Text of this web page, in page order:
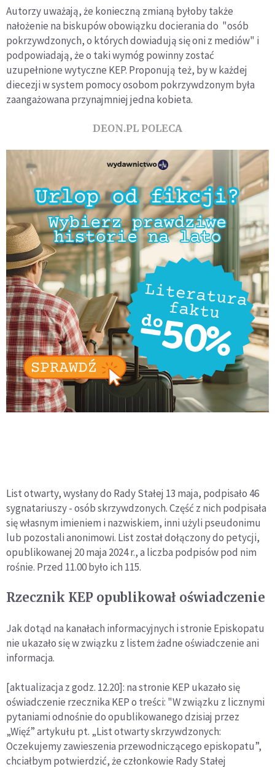
Autorzy uważają, że konieczną zmianą byłoby także
nałożenie na biskupów obowiązku docierania do "osób
pokrzywdzonych, o których dowiadują się oni z mediów" i
podpowiadają, że o taki wymóg powinny zostać
uzupełnione wytyczne KEP. Proponują też, by w każdej
diecezji w system pomocy osobom pokrzywdzonym była
zaangażowana przynajmniej jedna kobieta.
DEON.PL POLECA
List otwarty, wysłany do Rady Stałej 13 maja, podpisało 46
sygnatariuszy - osób skrzywdzonych. Część z nich podpisała
się własnym imieniem i nazwiskiem, inni użyli pseudonimu
lub pozostali anonimowi. List został dołączony do petycji,
opublikowanej 20 maja 2024 r., a liczba podpisów pod nim
rośnie. Przed 11.00 było ich 115.
Rzecznik KEP opublikował oświadczenie
Jak dotąd na kanałach informacyjnych i stronie Episkopatu
nie ukazało się w związku z listem żadne oświadczenie ani
informacja.
[aktualizacja z godz. 12.20]: na stronie KEP ukazało się
oświadczenie rzecznika KEP o treści: "W związku z licznymi
pytaniami odnośnie do opublikowanego dzisiaj przez
„Więź” artykułu pt. „List otwarty skrzywdzonych:
Oczekujemy zawieszenia przewodniczącego episkopatu”,
chciałbym potwierdzić, że członkowie Rady Stałej